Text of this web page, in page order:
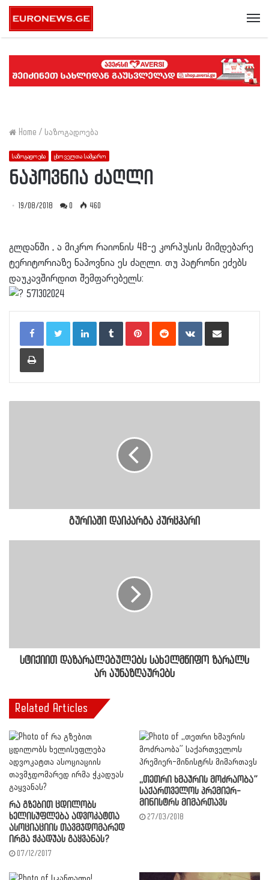
Home / საზოგადოება
საზოგადოება ცხოველთა სამყარო
ნაპოვნია ძაღლი
19/08/2018 0 460
გლდანში , ა მიკრო რაიონის 48-ე კორპუსის მიმდებარე
ტერიტორიაზე ნაპოვნია ეს ძაღლი. თუ პატრონი ეძებს
დაუკავშირდით შემფარებელს:
571302024
LinkedInTumblr PinterestReddit VKontakteShare via Email
Print
გურიაში დაიკარგა კურცჰარი
სტიქიით დაზარალებულებს სახელმწიფო ზარალს
არ აუნაზღაურებს
Related Articles
რა გზებით ცდილობს
ხელისუფლება ადვოკატთა
ასოციაციის თავმჯდომარედ
ირმა ჭკადუას გაყვანას?
07/12/2017
,,თეთრი ხმაურის მოძრაობა”
საქართველოს პრემიერ-
მინისტრს მიმართავს
27/03/2018